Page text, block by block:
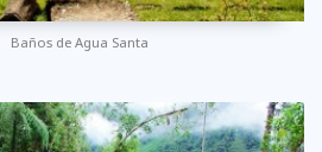
Baños de Agua Santa